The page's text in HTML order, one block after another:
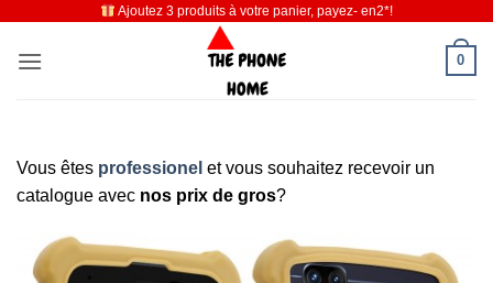
contenu
Ajoutez 3 produits à votre panier, payez- en2*!
0
Vous êtes professionel et vous souhaitez recevoir un
catalogue avec nos prix de gros?